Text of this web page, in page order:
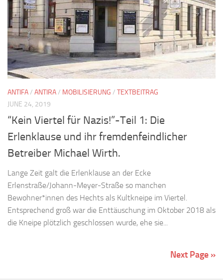
ANTIFA/ ANTIRA/ MOBILISIERUNG / TEXTBEITRAG
JUNE 24, 2019
“Kein Viertel für Nazis!”-Teil 1: Die
Erlenklause und ihr fremdenfeindlicher
Betreiber Michael Wirth.
Lange Zeit galt die Erlenklause an der Ecke
Erlenstraße/Johann-Meyer-Straße so manchen
Bewohner*innen des Hechts als Kultkneipe im Viertel.
Entsprechend groß war die Enttäuschung im Oktober 2018 als
die Kneipe plötzlich geschlossen wurde, ehe sie...
Next Page »